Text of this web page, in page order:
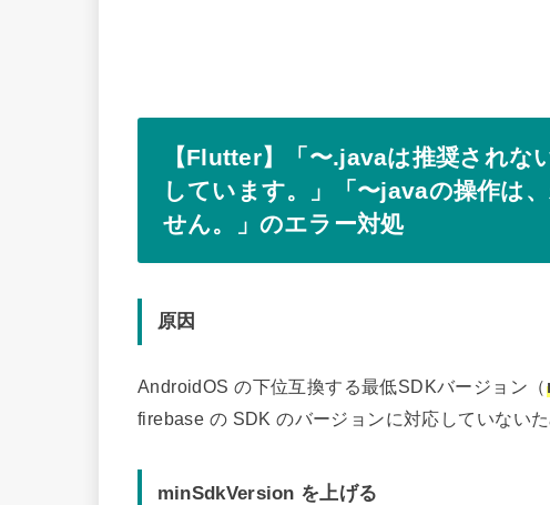
【Flutter】「〜.javaは推奨されな
しています。」「〜javaの操作は
せん。」のエラー対処
原因
AndroidOS の下位互換する最低SDKバージョン（
firebase の SDK のバージョンに対応していないた
minSdkVersion を上げる